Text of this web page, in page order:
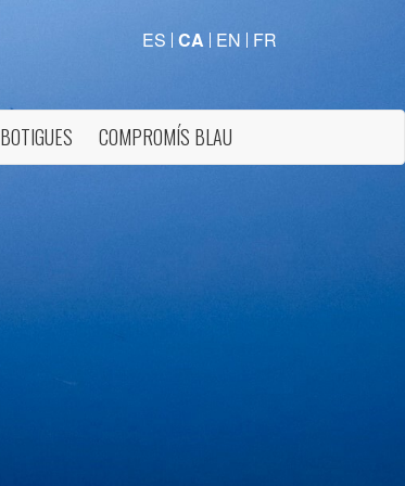
ES CA EN FR
BOTIGUES COMPROMÍS BLAU